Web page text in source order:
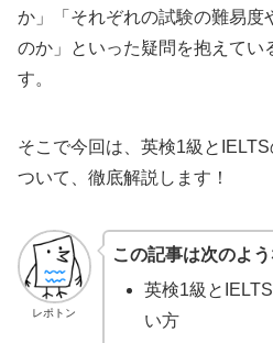
か」「それぞれの試験の難易度
のか」といった疑問を抱えてい
す。
そこで今回は、英検1級と
ついて、徹底解説します！
レポトン
この記事は次のよ
英検1級と
い方